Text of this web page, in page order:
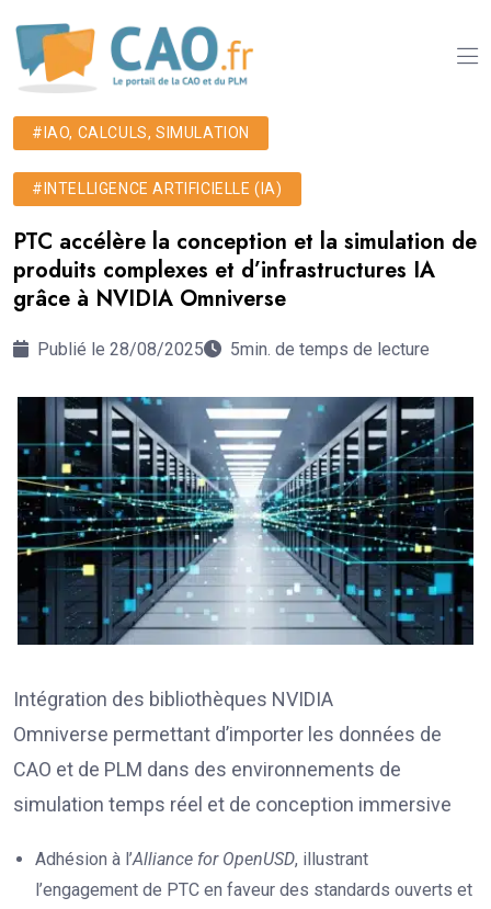
#IAO, CALCULS, SIMULATION
#INTELLIGENCE ARTIFICIELLE (IA)
PTC accélère la conception et la simulation de
produits complexes et d’infrastructures IA
grâce à NVIDIA Omniverse
Publié le 28/08/2025 5min. de temps de lecture
Intégration des bibliothèques NVIDIA
Omniverse permettant d’importer les données de
CAO et de PLM dans des environnements de
simulation temps réel et de conception immersive
Adhésion à l’Alliance for OpenUSD, illustrant
l’engagement de PTC en faveur des standards ouverts et